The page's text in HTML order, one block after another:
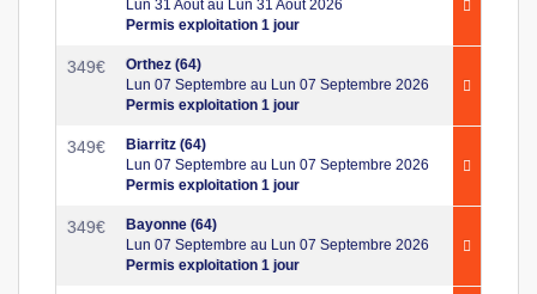
Lun 31 Aout au Lun 31 Aout 2026
Permis exploitation 1 jour
349€
Orthez (64)
Lun 07 Septembre au Lun 07 Septembre 2026
Permis exploitation 1 jour
349€
Biarritz (64)
Lun 07 Septembre au Lun 07 Septembre 2026
Permis exploitation 1 jour
349€
Bayonne (64)
Lun 07 Septembre au Lun 07 Septembre 2026
Permis exploitation 1 jour